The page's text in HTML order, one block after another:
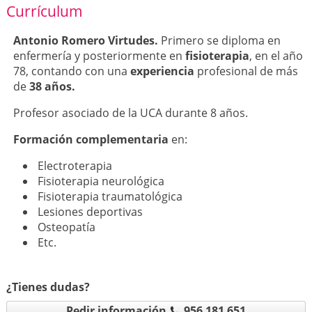
Currículum
Antonio Romero Virtudes. Primero se diploma en
enfermería y posteriormente en fisioterapia, en el año
78, contando con una experiencia profesional de más
de38 años.
Profesor asociado de la UCA durante 8 años.
Formación complementaria en:
Electroterapia
Fisioterapia neurológica
Fisioterapia traumatológica
Lesiones deportivas
Osteopatía
Etc.
¿Tienes dudas?